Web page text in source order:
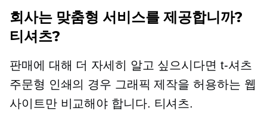
회사는 맞춤형 서비스를 제공합니까?
티셔츠?
판매에 대해 더 자세히 알고 싶으시다면 t-셔츠
주문형 인쇄의 경우 그래픽 제작을 허용하는 웹
사이트만 비교해야 합니다. 티셔츠.